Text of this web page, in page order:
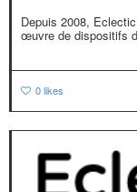
Depuis 2008,
œuvre de dispositifs
0likes